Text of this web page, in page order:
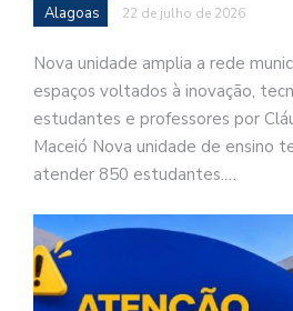
Alagoas 22 de julho de 2026
Nova unidade amplia a rede
espaços voltados à inovação,
estudantes e professores por
Maceió Nova unidade de ensino
atender 850 estudantes.…